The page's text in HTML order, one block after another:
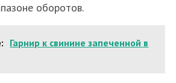
оборотов.
Гарнир к свинине запеченной в